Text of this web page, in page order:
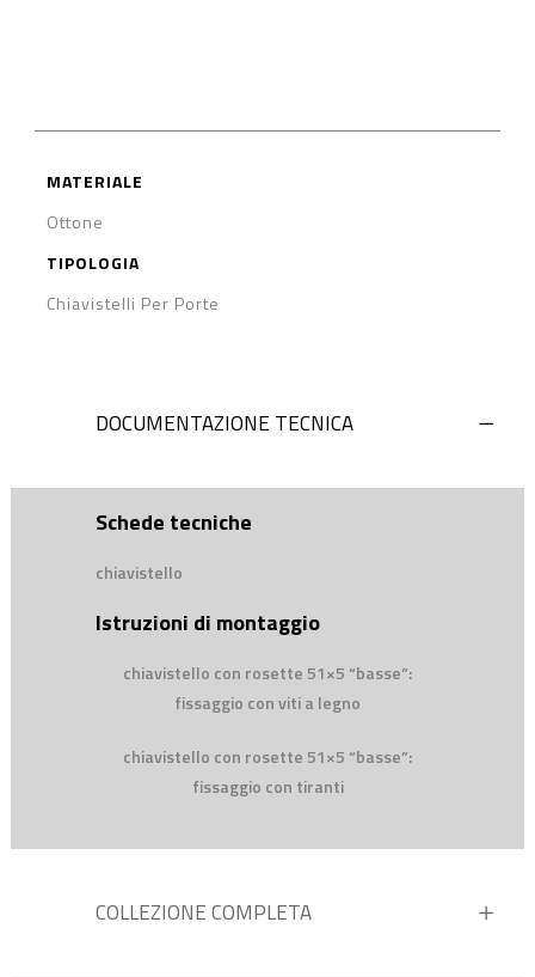
MATERIALE
Ottone
TIPOLOGIA
Chiavistelli Per Porte
DOCUMENTAZIONE TECNICA
Schede tecniche
chiavistello
Istruzioni di montaggio
chiavistello con rosette 51×5 “basse”:
fissaggio con viti a legno
chiavistello con rosette 51×5 “basse”:
fissaggio con tiranti
COLLEZIONE COMPLETA